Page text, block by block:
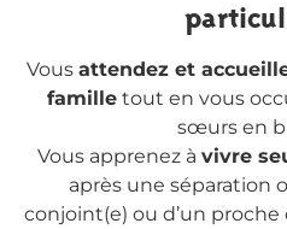
Vous attendez et
famille tout en vous
sœurs en
Vous apprenez à vivre
après une séparation
conjoint(e) ou d’un